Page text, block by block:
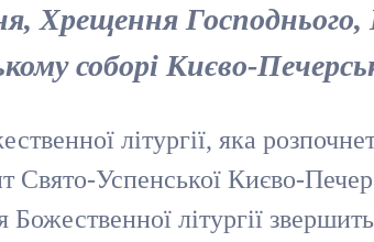
Хрещення
соборі Києво-
літургії, яка
Успенської Києво-
літургії